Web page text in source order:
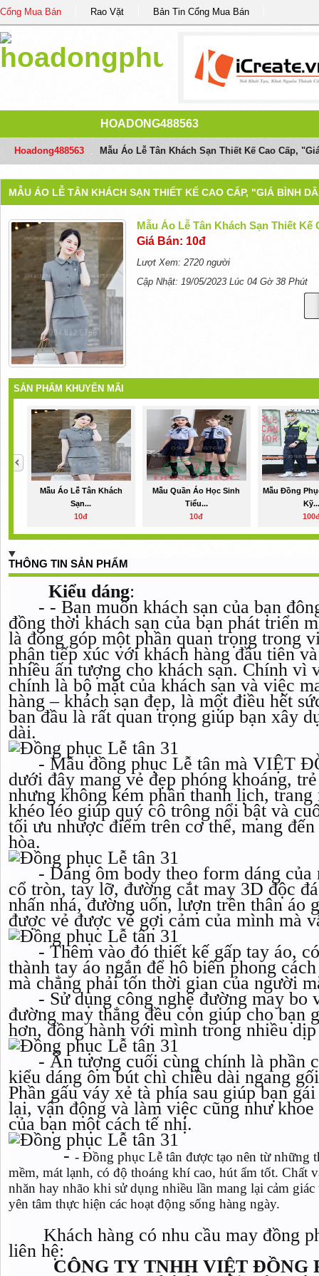
Cổng Mua Bán Rao Vặt Bản Tin Cổng Mua Bán
HOADONG488563
Hoadong488563 Mẫu Áo Lễ Tân Khách Sạn Thiết Kế Cao Cấp,
MẪU ÁO LỄ TÂN KHÁCH SẠN THIẾT KẾ CAO CẤP, "GIÁ BÌNH
Mẫu Áo Lễ Tân Khách Sạn Thiết
Giá Bán: 10đ
Lượt Xem: 2720 người
Cập Nhật: 19/05/2023 Lúc 04 Gờ 38 Phút
SẢN PHẨM KHUYẾN MÃI
Mẫu Áo Lễ Tân Khách
Sạn...
10đ
Mẫu Quần Áo Học Sinh
Tiểu...
10đ
Mẫu Đồng
THÔNG TIN SẢN PHẨM
Kiểu dáng:
- - Bạn muốn khách sạn của bạn
đồng thời khách sạn của bạn phát triển
là đóng góp một phần quan trọng trong
phận tiếp xúc với khách hàng đầu tiên
nhiều ấn tượng cho khách sạn. Chính vì
chính là bộ mặt của khách sạn và việc
hàng – khách sạn đẹp, là một điều hết
ban đầu là rất quan trọng giúp bạn xây
dài.
- Mẫu đồng phục Lễ tân mà VIỆT
dưới đây mang vẻ đẹp phóng khoáng,
nhưng không kém phần thanh lịch,
khéo léo giúp quý cô trông nổi bật và
tối ưu nhược điểm trên cơ thể, mang
hòa.
- Dáng ôm body theo form dáng của
cổ tròn, tay lỡ, đường cắt may 3D độc
nhấn nhá, đường uốn, lượn trên thân áo
được vẻ được vẻ gợi cảm của mình mà
- Thêm vào đó thiết kế gấp tay áo,
thành tay áo ngắn để hô biến phong
mà chẳng phải tốn thời gian của người
- Sử dụng công nghệ đường may bo
đường may thẳng đều còn giúp cho bạn
hơn, đồng hành với mình trong nhiều
- Ấn tượng cuối cùng chính là phần
kiểu dáng ôm bút chì chiều dài ngang
Phần gấu váy xẻ tà phía sau giúp bạn
lại, vận động và làm việc cũng như
của bạn một cách tế nhị.
- - Đồng phục Lễ tân được tạo nên từ những
mềm, mát lạnh, có độ thoáng khí cao, hút ẩm tốt. Chất
nhăn hay nhão khi sử dụng nhiều lần mang lại cảm
yên tâm thực hiện các hoạt động sống hàng ngày.
Khách hàng có nhu cầu may đồng
liên hệ:
CÔNG TY TNHH VIỆT ĐỒNG